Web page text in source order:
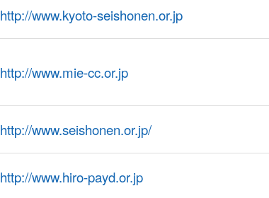
http://www.kyoto-seishonen.or.jp
http://www.mie-cc.or.jp
http://www.seishonen.or.jp/
http://www.hiro-payd.or.jp